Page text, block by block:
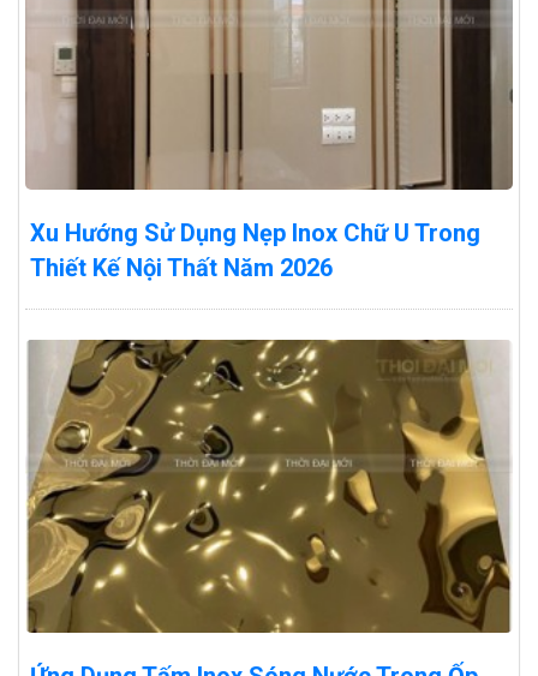
Xu Hướng Sử Dụng Nẹp Inox Chữ U Trong
Thiết Kế Nội Thất Năm 2026